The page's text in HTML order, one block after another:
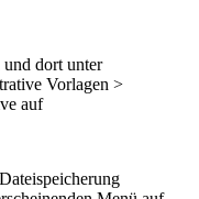
dort unter
Vorlagen >
auf